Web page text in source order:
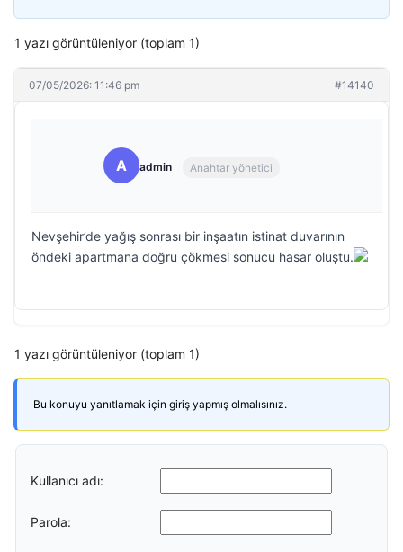
1 yazı görüntüleniyor (toplam 1)
07/05/2026: 11:46 pm #14140
A admin Anahtar yönetici
Nevşehir’de yağış sonrası bir inşaatın istinat duvarının
öndeki apartmana doğru çökmesi sonucu hasar oluştu.
1 yazı görüntüleniyor (toplam 1)
Bu konuyu yanıtlamak için giriş yapmış olmalısınız.
Kullanıcı adı:
Parola: